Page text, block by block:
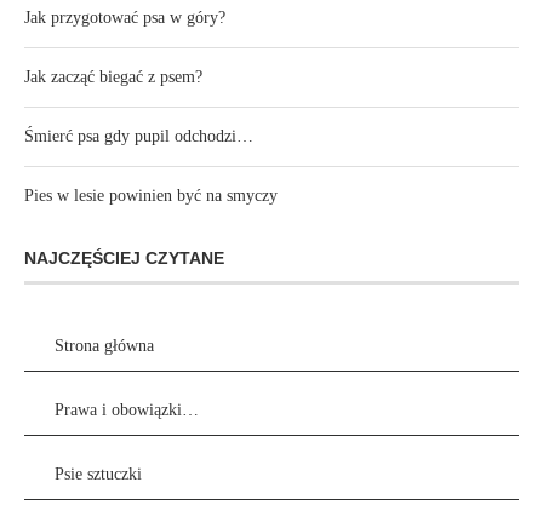
Jak przygotować psa w góry?
Jak zacząć biegać z psem?
Śmierć psa gdy pupil odchodzi…
Pies w lesie powinien być na smyczy
NAJCZĘŚCIEJ CZYTANE
Strona główna
Prawa i obowiązki…
Psie sztuczki